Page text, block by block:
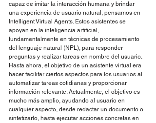
capaz de imitar la interacción humana y brindar
una experiencia de usuario natural, pensamos en
Intelligent Virtual Agents. Estos asistentes se
apoyan en la inteligencia artificial,
fundamentalmente en técnicas de procesamiento
del lenguaje natural (NPL), para responder
preguntas y realizar tareas en nombre del usuario.
Hasta ahora, el objetivo de un asistente virtual era
hacer facilitar ciertos aspectos para los usuarios al
automatizar tareas cotidianas y proporcionar
información relevante. Actualmente, el objetivo es
mucho más amplio, ayudando al usuario en
cualquier aspecto, desde redactar un documento o
sintetizarlo, hasta ejecutar acciones concretas en